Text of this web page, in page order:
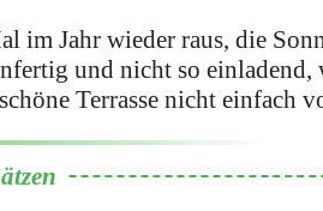
im Jahr wieder raus, die
und nicht so einladend,
Terrasse nicht einfach